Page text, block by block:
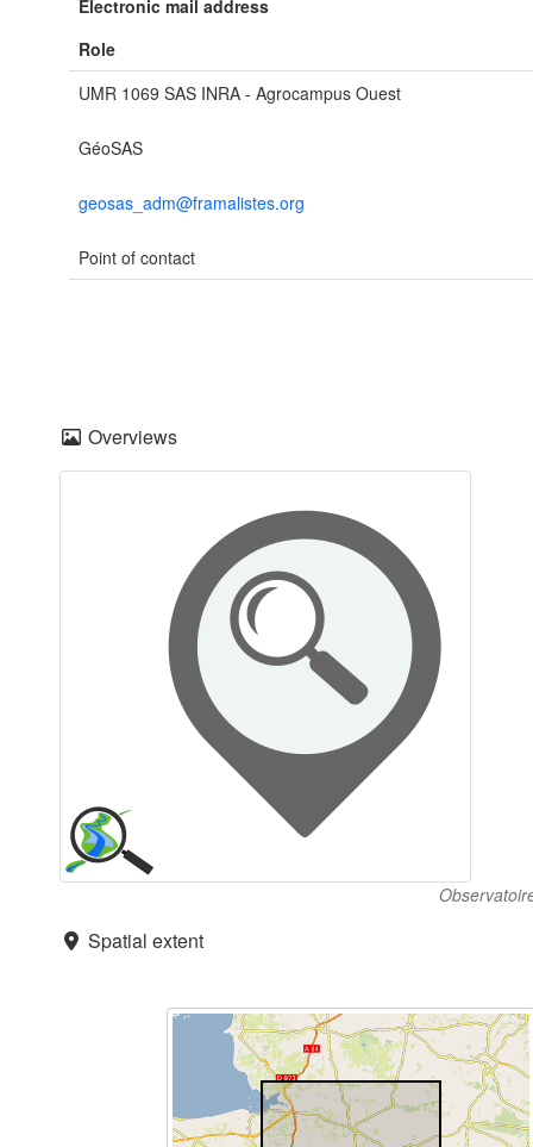
Electronic mail address
Role
UMR 1069 SAS INRA - Agrocampus Ouest
GéoSAS
geosas_adm@framalistes.org
Point of contact
Overviews
Spatial extent